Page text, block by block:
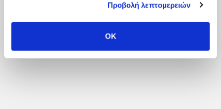
Προβολή λεπτομερειών
OK
Νόμοι – Εγκύκλιοι